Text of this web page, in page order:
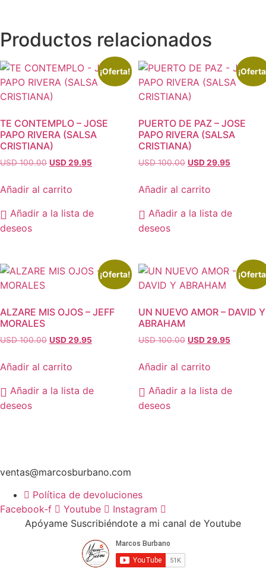
Productos relacionados
¡Oferta!
TE CONTEMPLO – JOSE
PAPO RIVERA (SALSA
CRISTIANA)
USD 100.00 El
original
USD
USD 29.95El
USD
Añadir al carrito
Añadir a la lista de
deseos
PUERTO DE PAZ – JOSE
PAPO RIVERA (SALSA
CRISTIANA)
USD 100.00 El
original
USD
USD 29.95El
USD
Añadir al carrito
Añadir a la lista de
deseos
¡Oferta!
ALZARE MIS OJOS – JEFF
MORALES
USD 100.00 El
original
USD
USD 29.95El
USD
Añadir al carrito
Añadir a la lista de
deseos
UN NUEVO AMOR – DAVID Y
ABRAHAM
USD 100.00 El
original
USD
USD 29.95El
USD
Añadir al carrito
Añadir a la lista de
deseos
ventas@marcosburbano.com
Política de devoluciones
Facebook-f
Youtube
Instagram
Apóyame Suscribiéndote a mi canal de Youtube